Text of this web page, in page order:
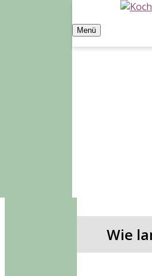
Inhalt
springen
Menü
Wie